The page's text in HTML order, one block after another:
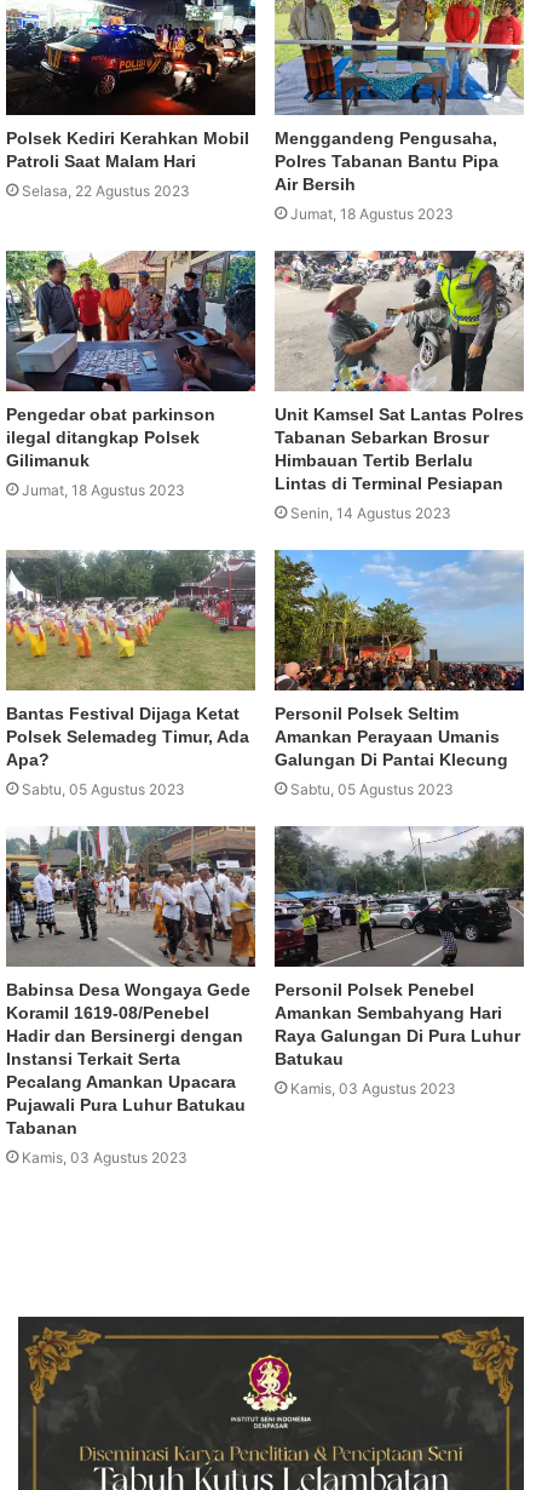
Polsek Kediri Kerahkan Mobil
Patroli Saat Malam Hari
Selasa, 22 Agustus 2023
Menggandeng Pengusaha,
Polres Tabanan Bantu Pipa
Air Bersih
Jumat, 18 Agustus 2023
Pengedar obat parkinson
ilegal ditangkap Polsek
Gilimanuk
Jumat, 18 Agustus 2023
Unit Kamsel Sat Lantas Polres
Tabanan Sebarkan Brosur
Himbauan Tertib Berlalu
Lintas di Terminal Pesiapan
Senin, 14 Agustus 2023
Bantas Festival Dijaga Ketat
Polsek Selemadeg Timur, Ada
Apa?
Sabtu, 05 Agustus 2023
Personil Polsek Seltim
Amankan Perayaan Umanis
Galungan Di Pantai Klecung
Sabtu, 05 Agustus 2023
Babinsa Desa Wongaya Gede
Koramil 1619-08/Penebel
Hadir dan Bersinergi dengan
Instansi Terkait Serta
Pecalang Amankan Upacara
Pujawali Pura Luhur Batukau
Tabanan
Kamis, 03 Agustus 2023
Personil Polsek Penebel
Amankan Sembahyang Hari
Raya Galungan Di Pura Luhur
Batukau
Kamis, 03 Agustus 2023